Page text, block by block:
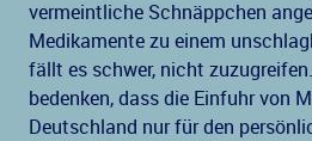
vermeintliche Schnäppchen
Medikamente zu einem
fällt es schwer, nicht
bedenken, dass die Einfuhr von
Deutschland nur für den